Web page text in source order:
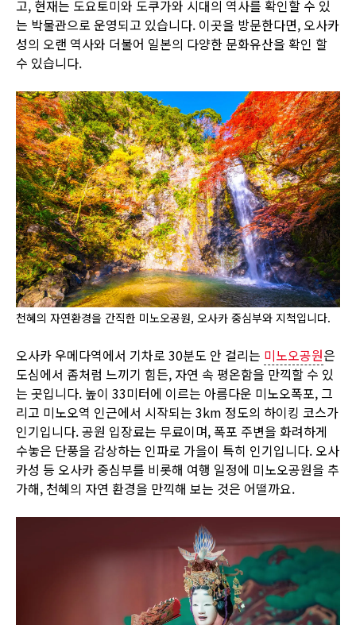
고, 현재는 도요토미와 도쿠가와 시대의 역사를 확인할 수 있
는 박물관으로 운영되고 있습니다. 이곳을 방문한다면, 오사카
성의 오랜 역사와 더불어 일본의 다양한 문화유산을 확인 할
수 있습니다.
천혜의 자연환경을 간직한 미노오공원, 오사카 중심부와 지척입니다.
오사카 우메다역에서 기차로 30분도 안 걸리는 미노오공원은
도심에서 좀처럼 느끼기 힘든, 자연 속 평온함을 만끽할 수 있
는 곳입니다. 높이 33미터에 이르는 아름다운 미노오폭포, 그
리고 미노오역 인근에서 시작되는 3km 정도의 하이킹 코스가
인기입니다. 공원 입장료는 무료이며, 폭포 주변을 화려하게
수놓은 단풍을 감상하는 인파로 가을이 특히 인기입니다. 오사
카성 등 오사카 중심부를 비롯해 여행 일정에 미노오공원을 추
가해, 천혜의 자연 환경을 만끽해 보는 것은 어떨까요.